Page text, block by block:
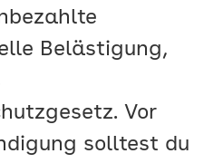
Belästigung,
Vor
solltest du